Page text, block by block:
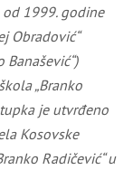
od 1999. godine
Obradović“
Banašević“)
„Branko
je utvrđeno
Kosovske
Radičević“ u